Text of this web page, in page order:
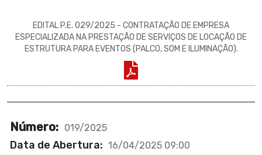
EDITAL P.E. 029/2025 - CONTRATAÇÃO DE EMPRESA
ESPECIALIZADA NA PRESTAÇÃO DE SERVIÇOS DE LOCAÇÃO DE
ESTRUTURA PARA EVENTOS (PALCO, SOM E ILUMINAÇÃO).
Número: 019/2025
Data de Abertura: 16/04/2025 09:00